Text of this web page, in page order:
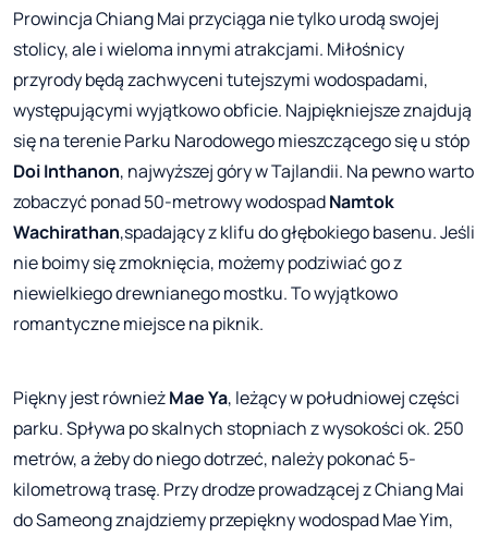
Prowincja Chiang Mai przyciąga nie tylko urodą swojej
stolicy, ale i wieloma innymi atrakcjami. Miłośnicy
przyrody będą zachwyceni tutejszymi wodospadami,
występującymi wyjątkowo obficie. Najpiękniejsze znajdują
się na terenie Parku Narodowego mieszczącego się u stóp
Doi Inthanon, najwyższej góry w Tajlandii. Na pewno warto
zobaczyć ponad 50-metrowy wodospadNamtok
Wachirathan,spadający z klifu do głębokiego basenu. Jeśli
nie boimy się zmoknięcia, możemy podziwiać go z
niewielkiego drewnianego mostku. To wyjątkowo
romantyczne miejsce na piknik.
Piękny jest równieżMae Ya, leżący w południowej części
parku. Spływa po skalnych stopniach z wysokości ok. 250
metrów, a żeby do niego dotrzeć, należy pokonać 5-
kilometrową trasę. Przy drodze prowadzącej z Chiang Mai
do Sameong znajdziemy przepiękny wodospad Mae Yim,